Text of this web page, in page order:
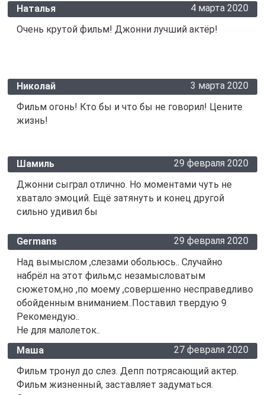
Наталья
4 марта 2020
Очень крутой фильм! Джонни лучший актёр!
Николай
3 марта 2020
Фильм огонь! Кто бы и что бы не говорил! Цените
жизнь!
Шамиль
29 февраля 2020
Джонни сыграл отлично. Но моментами чуть не
хватало эмоций. Ещё затянуть и конец другой
сильно удивил бы
Germans
29 февраля 2020
Над вымыслом ,слезами обольюсь.. Случайно
набрёл на этот фильм,с незамысловатым
сюжетом,но ,по моему ,совершенно несправедливо
обойденным вниманием..Поставил твердую 9
Рекомендую..
Не для малолеток..
Маша
27 февраля 2020
Фильм тронул до слез. Депп потрясающий актер.
Фильм жизненный, заставляет задуматься.